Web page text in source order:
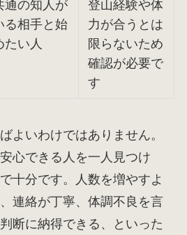
通の知人が
る相手と始
たい人
登山経験や体
力が合うとは
限らないため
確認が必要で
す
よいわけではありません。
心できる人を一人見つけ
十分です。人数を増やすよ
連絡が丁寧、体調不良を言
断に納得できる、といった